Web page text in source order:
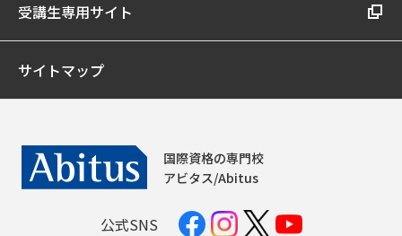
受講生専用サイト
サイトマップ
国際資格の専門校
アビタス/Abitus
公式SNS